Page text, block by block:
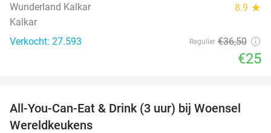
Wunderland Kalkar 8.9 star
Kalkar
Verkocht: 27.593
Regulier €36,50
€25
15%
All-You-Can-Eat & Drink (3 uur) bij Woensel
Wereldkeukens